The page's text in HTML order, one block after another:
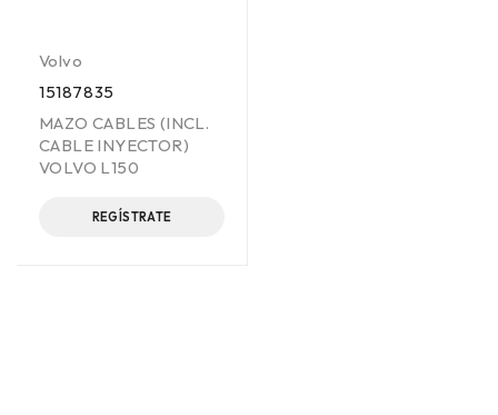
Volvo
15187835
MAZO CABLES (INCL.
CABLE INYECTOR)
VOLVO L150
REGÍSTRATE